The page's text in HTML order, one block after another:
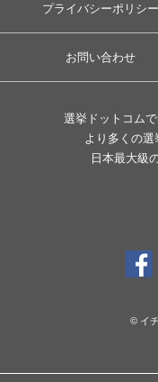
プライバシーポリシー
お問い合わせ
選挙ドットコムで
より多くの
日本最大級
© イ